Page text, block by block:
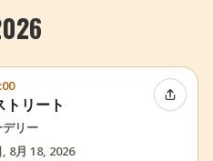
トリート
リー
8月 18, 2026
イベン